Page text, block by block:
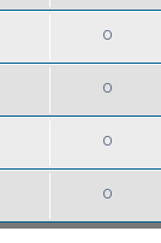
ы
ы
т
в
ы
0О
т
в
ы
0О
т
в
0О
т
в
е
0О
т